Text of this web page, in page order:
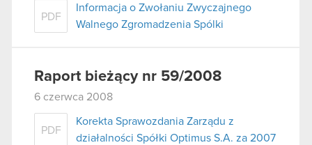
PDF
Informacja o Zwołaniu Zwyczajnego
Walnego Zgromadzenia Spólki
Raport bieżący nr 59/2008
6 czerwca 2008
PDF
Korekta Sprawozdania Zarządu z
działalności Spółki Optimus S.A. za 2007